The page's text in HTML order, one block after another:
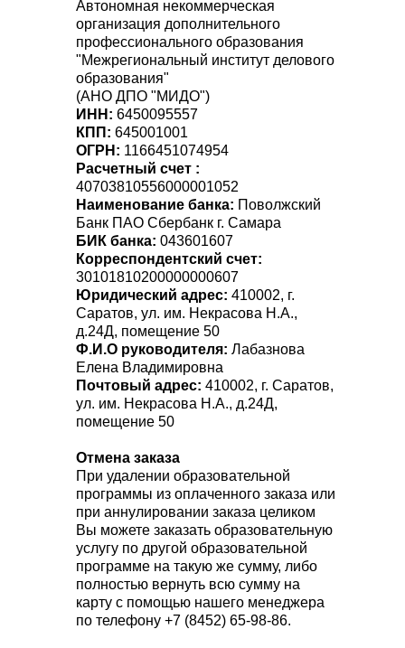
Автономная некоммерческая
организация дополнительного
профессионального образования
"Межрегиональный институт делового
образования"
(АНО ДПО "МИДО")
ИНН: 6450095557
КПП: 645001001
ОГРН: 1166451074954
Расчетный счет :
40703810556000001052
Наименование банка: Поволжский
Банк ПАО Сбербанк г. Самара
БИК банка: 043601607
Корреспондентский счет:
30101810200000000607
Юридический адрес: 410002, г.
Саратов, ул. им. Некрасова Н.А.,
д.24Д, помещение 50
Ф.И.О руководителя: Лабазнова
Елена Владимировна
Почтовый адрес: 410002, г. Саратов,
ул. им. Некрасова Н.А., д.24Д,
помещение 50
Отмена заказа
При удалении образовательной
программы из оплаченного заказа или
при аннулировании заказа целиком
Вы можете заказать образовательную
услугу по другой образовательной
программе на такую же сумму, либо
полностью вернуть всю сумму на
карту с помощью нашего менеджера
по телефону +7 (8452) 65-98-86.